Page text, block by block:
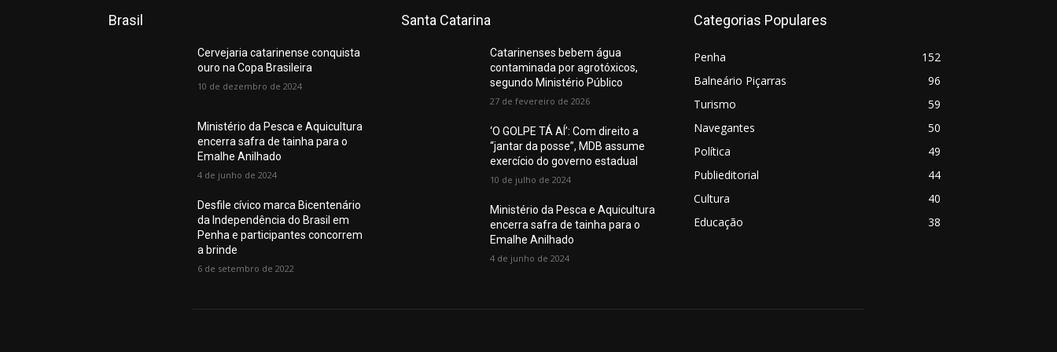
Brasil
Cervejaria catarinense conquista
ouro na Copa Brasileira
10 de dezembro de 2024
Ministério da Pesca e Aquicultura
encerra safra de tainha para o
Emalhe Anilhado
4 de junho de 2024
Desfile cívico marca Bicentenário
da Independência do Brasil em
Penha e participantes concorrem
a brinde
6 de setembro de 2022
Santa Catarina
Catarinenses bebem água
contaminada por agrotóxicos,
segundo Ministério Público
27 de fevereiro de 2026
‘O GOLPE TÁ AÍ’: Com direito a
“jantar da posse”, MDB assume
exercício do governo estadual
10 de julho de 2024
Ministério da Pesca e Aquicultura
encerra safra de tainha para o
Emalhe Anilhado
4 de junho de 2024
Categorias Populares
Penha
152
Balneário Piçarras
96
Turismo
59
Navegantes
50
Política
49
Publieditorial
44
Cultura
40
Educação
38